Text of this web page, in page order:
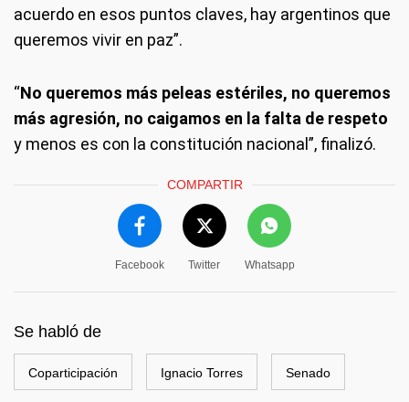
acuerdo en esos puntos claves, hay argentinos que
queremos vivir en paz”.
“No queremos más peleas estériles, no queremos
más agresión, no caigamos en la falta de respeto
y menos es con la constitución nacional”, finalizó.
COMPARTIR
Facebook Twitter Whatsapp
Se habló de
Coparticipación Ignacio Torres Senado